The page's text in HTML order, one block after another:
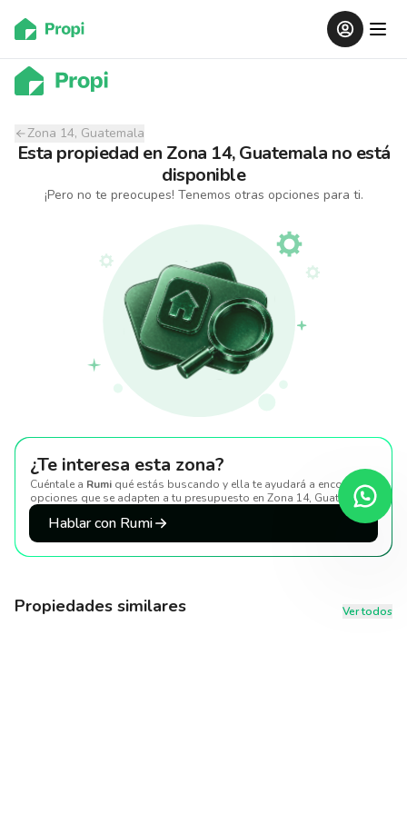
Zona 14, Guatemala
Esta propiedad en Zona 14, Guatemala no está
disponible
¡Pero no te preocupes! Tenemos otras opciones para ti.
¿Te interesa esta zona?
Cuéntale a Rumi qué estás buscando y ella te ayudará a encontrar
opciones que se adapten a tu presupuesto en Zona 14, Guatemala.
Hablar con Rumi
Propiedades similares Ver todos